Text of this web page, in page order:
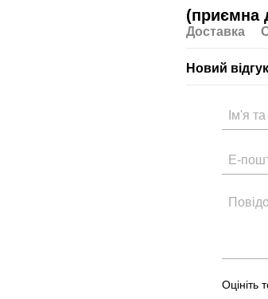
(приємна
Доставка
Новий
Оцініть